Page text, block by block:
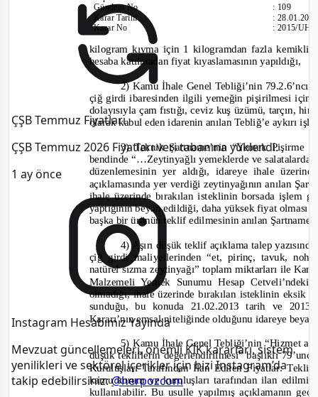
ÇŞB Temmuz Fiyatları
ÇŞB Temmuz 2026 Fiyatları veri tabanına yüklendi.
1 ay önce
Instagram Hesabımız Yayında
Mevzuat güncellemeleri, önemli KİK kararları, sistem
yenilikleri ve sektörel içerikler için bizi Instagram’da
takip edebilirsiniz:@herpozcom
Gündem No
Karar Tarihi
Karar No
: 109
:
:2015/
kilogram kıyma için 1 kilogramdan fazla
hesaba katılmadan fiyat kıyaslamasının yapıldığı,
2) Kamu İhale Genel Tebliği’nin 79.2.6’ncı
çiğ girdi ibaresinden ilgili yemeğin pişirilmesi için
dolayısıyla çam fıstığı, ceviz kuş üzümü, tarçın,
olarak kabul eden idarenin anılan Tebliğ’e aykırı
3) Teknik Şartname’nin “Yemek Pişirme
bendinde “…Zeytinyağlı yemeklerde ve salatalarda
düzenlemesinin yer aldığı, idareye ihale
açıklamasında yer verdiği zeytinyağının anılan
ihale üzerinde bırakılan isteklinin borsada işlem
yaptığının beyan edildiği, daha yüksek fiyat olması
başka bir ürünün teklif edilmesinin anılan
4) Aşırı düşük teklif açıklama talep
çiğ girdi maliyetlerinden “et, pirinç, tavuk,
natürel sızma zeytinyağı” toplam miktarları ile
Malzemeli Yemek Sunumu Hesap Cetveli’ndeki
olmadığı, ihale üzerinde bırakılan isteklinin eksik
sunduğu, bu konuda 21.02.2013 tarih ve 2013/
Kararı’nın emsal niteliğinde olduğunu idareye
5) Kamu İhale Genel Tebliği’nin “Hizmet
düşük tekliflerin değerlendirilmesi” başlıklı
Kuruluşları Tarafından İlan Edilen Fiyatlar:
kamu kurum ve kuruluşları tarafından ilan
kullanılabilir. Bu usulle yapılmış açıklamanın